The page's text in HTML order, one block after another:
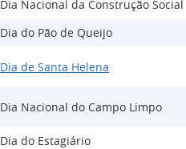
Dia Nacional da Construção Social
Dia do Pão de Queijo
Dia de Santa Helena
Dia Nacional do Campo Limpo
Dia do Estagiário